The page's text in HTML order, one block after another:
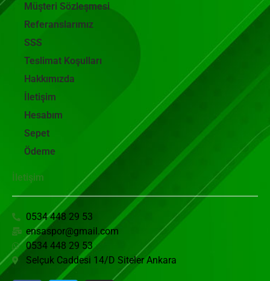
Müşteri Sözleşmesi
Referanslarımız
SSS
Teslimat Koşulları
Hakkımızda
İletişim
Hesabım
Sepet
Ödeme
İletişim
0534 448 29 53
ensaspor@gmail.com
0534 448 29 53
Selçuk Caddesi 14/D Siteler Ankara